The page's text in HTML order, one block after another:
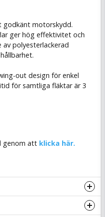
godkänt motorskydd.
ger hög effektivitet och
polyesterlackerad
out design för enkel
för samtliga fläktar är 3
genom att klicka här.